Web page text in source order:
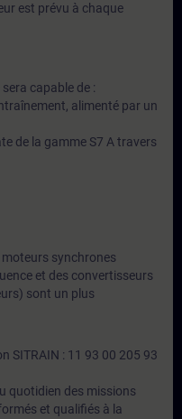
est prévu à chaque
capable de :
alimenté par un
de la gamme S7 A travers
synchrones
et des convertisseurs
sont un plus
SITRAIN : 11 93 00 205 93
quotidien des missions
et qualifiés à la